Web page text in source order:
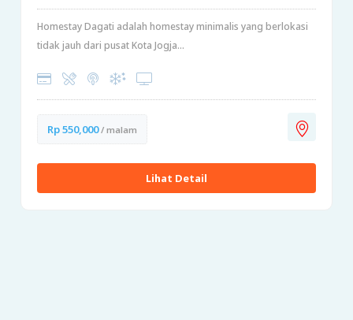
Homestay Dagati adalah homestay minimalis yang berlokasi
tidak jauh dari pusat Kota Jogja...
Rp 550,000/ malam
Lihat Detail